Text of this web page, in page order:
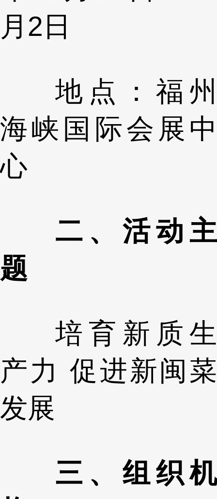
月2日
地点：福州
海峡国际会展中
心
二、活动主
题
培育新质生
产力 促进新闽菜
发展
三、组织机